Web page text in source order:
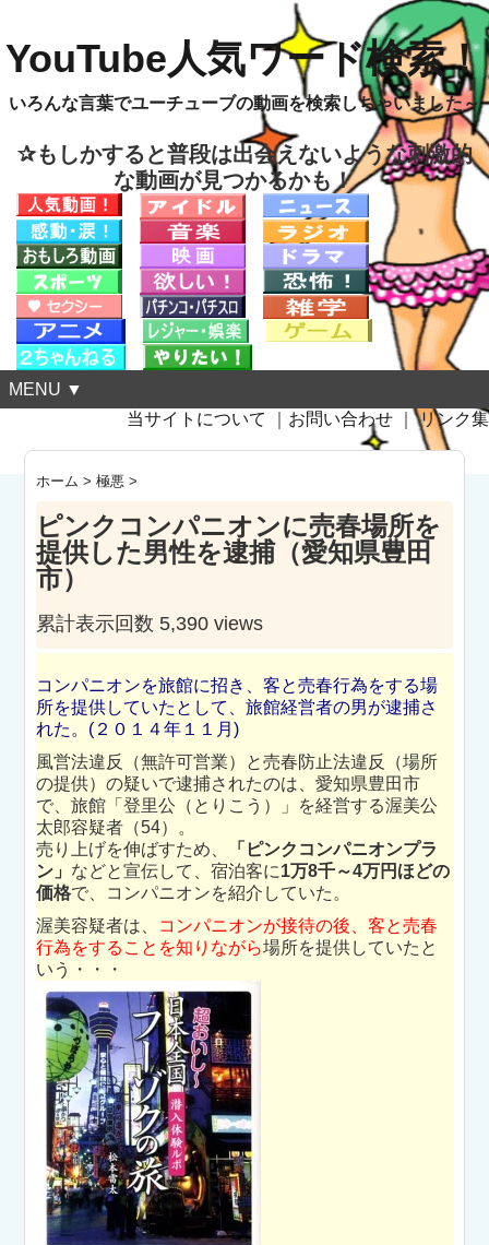
YouTube人気ワード検索！
いろんな言葉でユーチューブの動画を検索しちゃいました～
✰もしかすると普段は出会えないような刺激的
な動画が見つかるかも！
MENU ▼
当サイトについて
お問い合わせ ｜リンク集
ホーム >極悪 >
ピンクコンパニオンに売春場所を
提供した男性を逮捕（愛知県豊田
市）
累計表示回数 5,390 views
コンパニオンを旅館に招き、客と売春行為をする場
所を提供していたとして、旅館経営者­の男が逮捕さ
れた。(２０１４年１１月)
風営法違反（無許可営業）と売春防止法違反（場所
の提供）の疑いで逮捕されたのは、愛­知県豊田市
で、旅館「登里公（とりこう）」を経営する渥美公
太郎容疑者（54）。
売り­上げを伸ばすため、
「ピンクコンパニオンプラ
ン」 などと宣伝して、宿泊客に1万8千～­4万円ほどの
価格で、コンパニオンを紹介していた。
渥美容疑者は、 コンパニオンが接待の後、客と売春
行為をすることを知りながら場所を提供していたと
いう・・・